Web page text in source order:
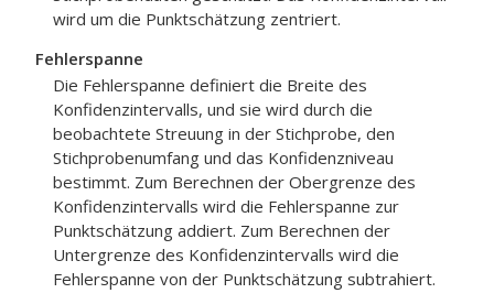
wird um die Punktschätzung zentriert.
Fehlerspanne
Die Fehlerspanne definiert die Breite des
Konfidenzintervalls, und sie wird durch die
beobachtete Streuung in der Stichprobe, den
Stichprobenumfang und das Konfidenzniveau
bestimmt. Zum Berechnen der Obergrenze des
Konfidenzintervalls wird die Fehlerspanne zur
Punktschätzung addiert. Zum Berechnen der
Untergrenze des Konfidenzintervalls wird die
Fehlerspanne von der Punktschätzung subtrahiert.